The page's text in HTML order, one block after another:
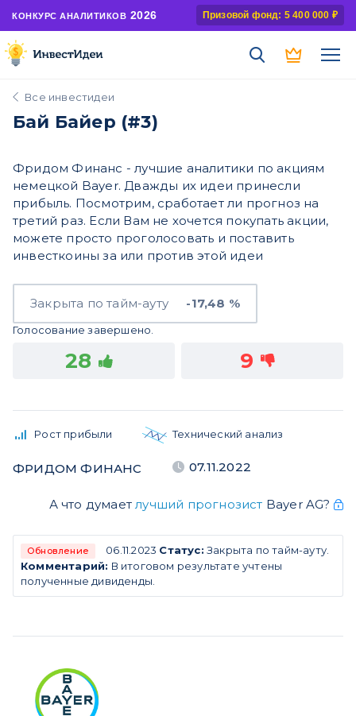
КОНКУРС АНАЛИТИКОВ 2026 Призовой фонд: 5 400 000 ₽
Все инвестидеи
Бай Байер (#3)
Фридом Финанс - лучшие аналитики по акциям
немецкой Bayer. Дважды их идеи принесли
прибыль. Посмотрим, сработает ли прогноз на
третий раз. Если Вам не хочется покупать акции,
можете просто проголосовать и поставить
инвесткоины за или против этой идеи
Закрыта по тайм-ауту -17,48 %
Голосование завершено.
28 9
Рост прибыли Технический анализ
ФРИДОМ ФИНАНС 07.11.2022
А что думает лучший прогнозист Bayer AG?
Обновление 06.11.2023 Статус: Закрыта по тайм-ауту.
Комментарий: В итоговом результате учтены
полученные дивиденды.